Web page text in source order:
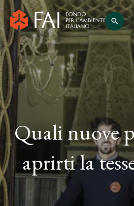
search
Quali nuove
aprirti la